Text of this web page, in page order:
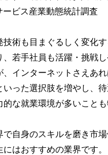
ビス産業動態統計調査
術も目まぐるしく変化
若手社員も活躍・挑戦
インターネットさえあ
いった選択肢を増やし、
な就業環境が多いことも
自身のスキルを磨き市
はおすすめの業界です。